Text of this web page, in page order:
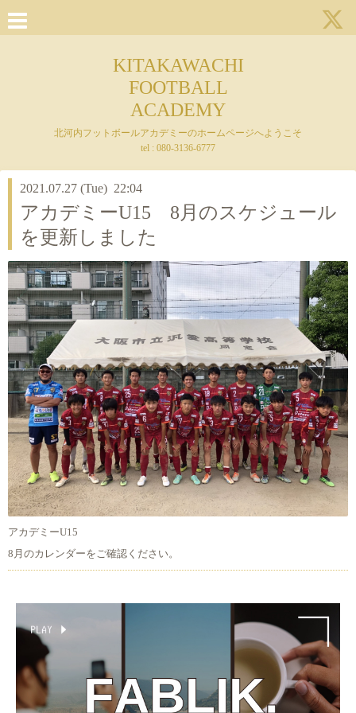
KITAKAWACHI
FOOTBALL
ACADEMY
北河内フットボールアカデミーのホームページへようこそ
tel : 080-3136-6777
2021.07.27 (Tue) 22:04
アカデミーU15 8月のスケジュール
を更新しました
アカデミーU15
8月のカレンダーをご確認ください。